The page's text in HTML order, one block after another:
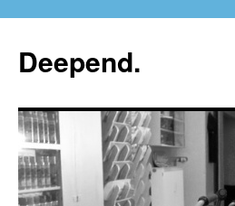
Deepend.